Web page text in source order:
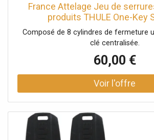
France Attelage Jeu de
produits THULE One-Key
Composé de 8 cylindres de fermeture
clé centralisée.
60,00 €